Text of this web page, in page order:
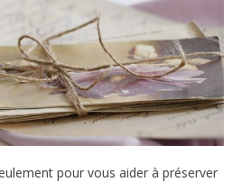
pour vous aider à préserver